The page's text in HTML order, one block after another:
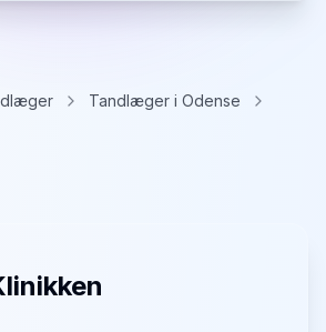
Tandlæger i Odense